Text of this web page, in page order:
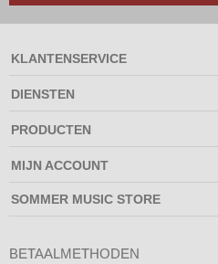
KLANTENSERVICE
DIENSTEN
PRODUCTEN
MIJN ACCOUNT
SOMMER MUSIC STORE
BETAALMETHODEN